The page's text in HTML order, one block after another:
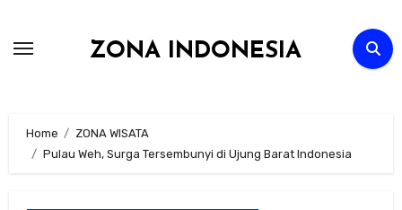
ZONA INDONESIA
Home
ZONA WISATA
Pulau Weh, Surga Tersembunyi di Ujung Barat Indonesia